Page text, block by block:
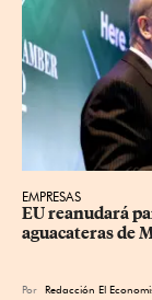
EMPRESAS
EU reanudará
aguacateras de
Por Redacción El